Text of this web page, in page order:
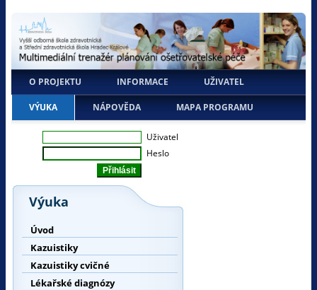
O PROJEKTU INFORMACE UŽIVATEL
VÝUKA NÁPOVĚDA MAPA PROGRAMU
Uživatel
Heslo
Výuka
Úvod
Kazuistiky
Kazuistiky cvičné
Lékařské diagnózy